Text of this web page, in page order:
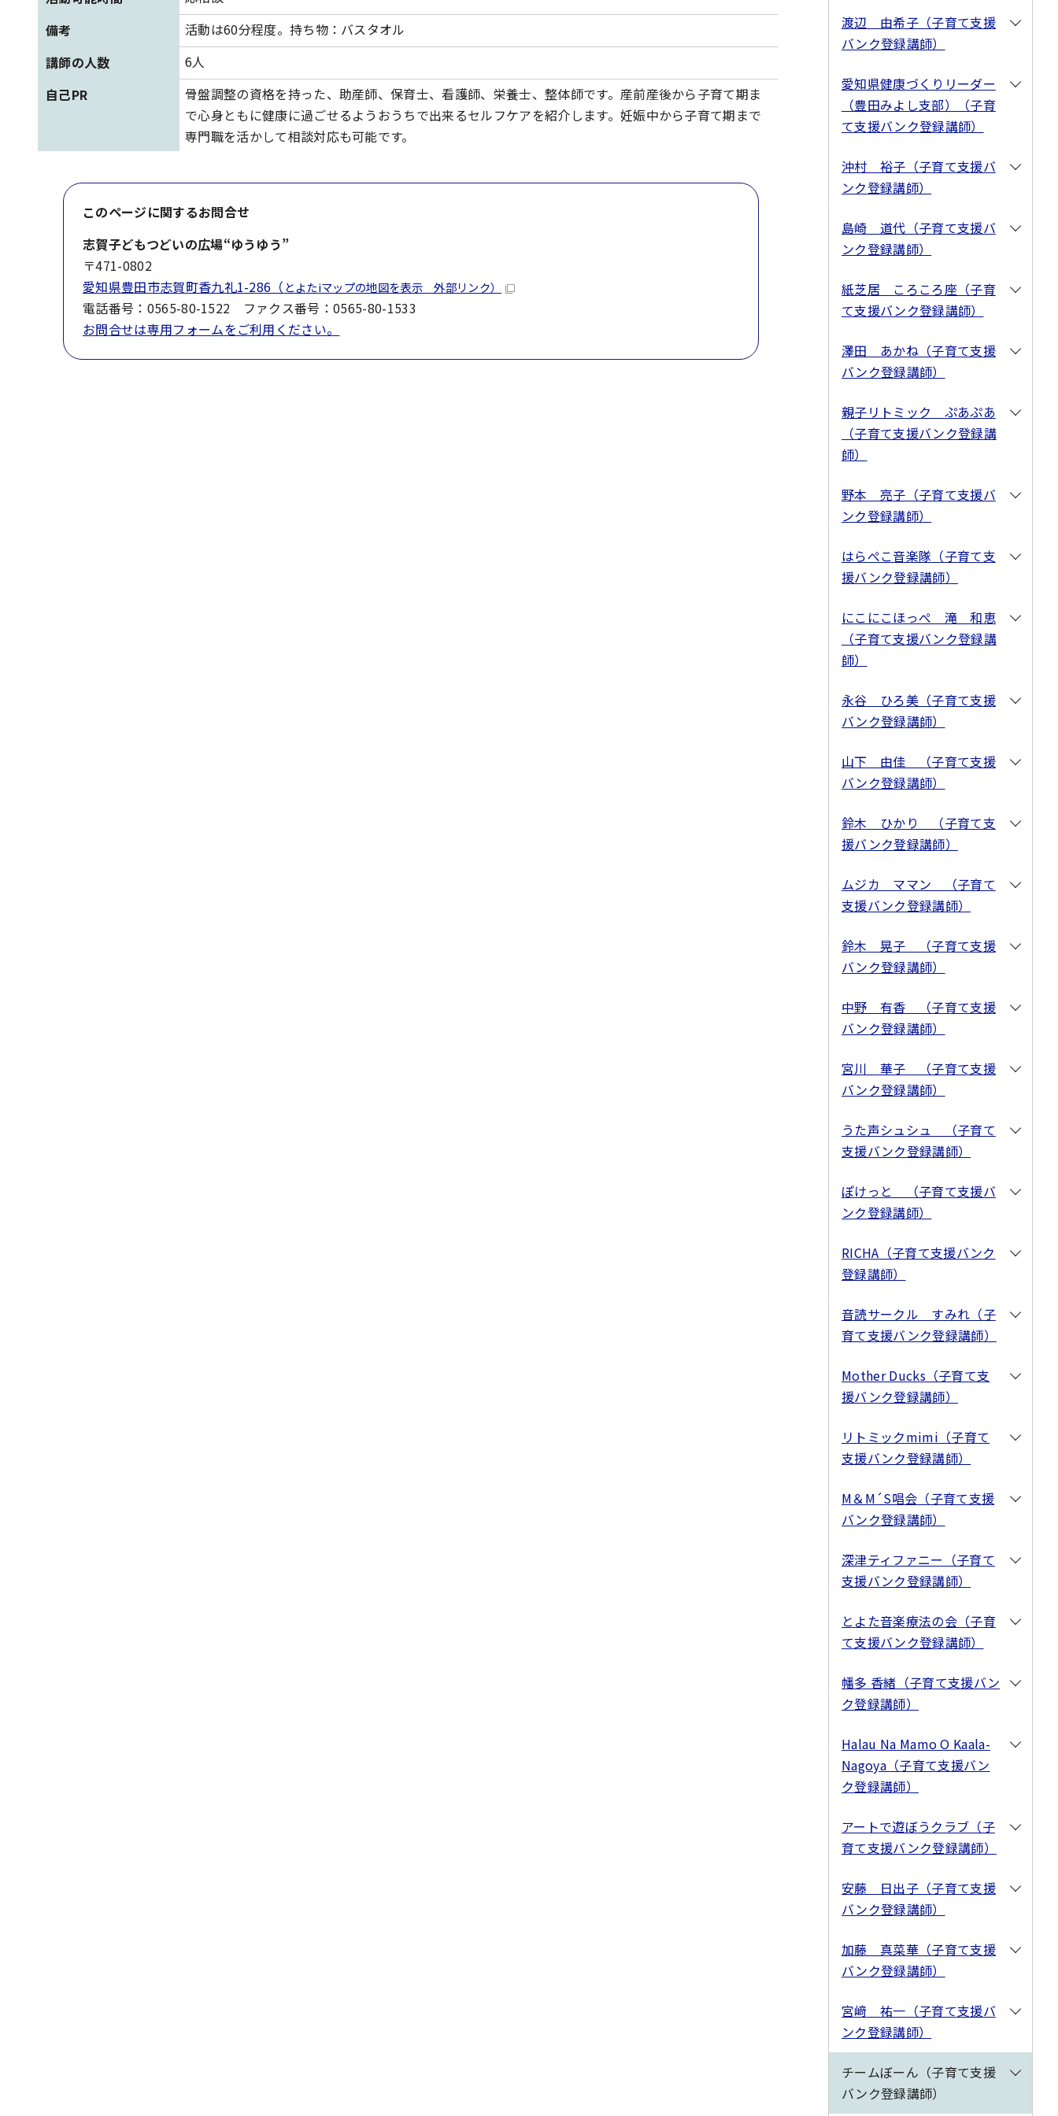
備考
活動は60分程度。持ち物：バスタオル
講師の人数
6人
自己PR
骨盤調整の資格を持った、助産師、保育士、看護師、栄養士、整体師です。産前産後から子育て期ま
で心身ともに健康に過ごせるようおうちで出来るセルフケアを紹介します。妊娠中から子育て期まで
専門職を活かして相談対応も可能です。
このページに関するお問合せ
志賀子どもつどいの広場“ゆうゆう”
〒471-0802
愛知県豊田市志賀町香九礼1-286（ とよたiマップの地図を表示 外部リンク）
電話番号：0565-80-1522 ファクス番号：0565-80-1533
お問合せは専用フォームをご利用ください。
渡辺 由希子（子育て支援
バンク登録講師）
愛知県健康づくりリーダー
（豊田みよし支部）（子育
て支援バンク登録講師）
沖村 裕子（子育て支援バ
ンク登録講師）
島崎 道代（子育て支援バ
ンク登録講師）
紙芝居 ころころ座（子育
て支援バンク登録講師）
澤田 あかね（子育て支援
バンク登録講師）
親子リトミック ぷあぷあ
（子育て支援バンク登録講
師）
野本 亮子（子育て支援バ
ンク登録講師）
はらぺこ音楽隊（子育て支
援バンク登録講師）
にこにこほっぺ 滝 和恵
（子育て支援バンク登録講
師）
永谷 ひろ美（子育て支援
バンク登録講師）
山下 由佳 （子育て支援
バンク登録講師）
鈴木 ひかり （子育て支
援バンク登録講師）
ムジカ ママン （子育て
支援バンク登録講師）
鈴木 晃子 （子育て支援
バンク登録講師）
中野 有香 （子育て支援
バンク登録講師）
宮川 華子 （子育て支援
バンク登録講師）
うた声シュシュ （子育て
支援バンク登録講師）
ぽけっと （子育て支援バ
ンク登録講師）
RICHA（子育て支援バンク
登録講師）
音読サークル すみれ（子
育て支援バンク登録講師）
Mother Ducks（子育て支
援バンク登録講師）
リトミックmimi（子育て
支援バンク登録講師）
M＆M´S唱会（子育て支援
バンク登録講師）
深津ティファニー（子育て
支援バンク登録講師）
とよた音楽療法の会（子育
て支援バンク登録講師）
幡多 香緒（子育て支援バン
ク登録講師）
Halau Na Mamo O Kaala-
Nagoya（子育て支援バン
ク登録講師）
アートで遊ぼうクラブ（子
育て支援バンク登録講師）
安藤 日出子（子育て支援
バンク登録講師）
加藤 真菜華（子育て支援
バンク登録講師）
宮﨑 祐一（子育て支援バ
ンク登録講師）
チームぼーん（子育て支援
バンク登録講師）